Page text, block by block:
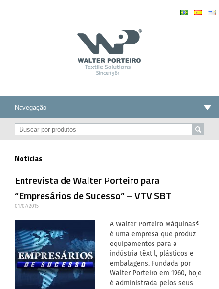
Notícias
Entrevista de Walter Porteiro para
“Empresários de Sucesso” – VTV SBT
01/07/2015
A Walter Porteiro Máquinas®
é uma empresa que produz
equipamentos para a
indústria têxtil, plásticos e
embalagens. Fundada por
Walter Porteiro em 1960, hoje
é administrada pelos seus